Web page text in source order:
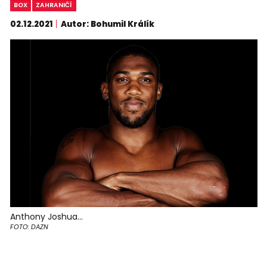
BOX ZAHRANIČÍ
02.12.2021 Autor: Bohumil Králík
Anthony Joshua...
FOTO: DAZN